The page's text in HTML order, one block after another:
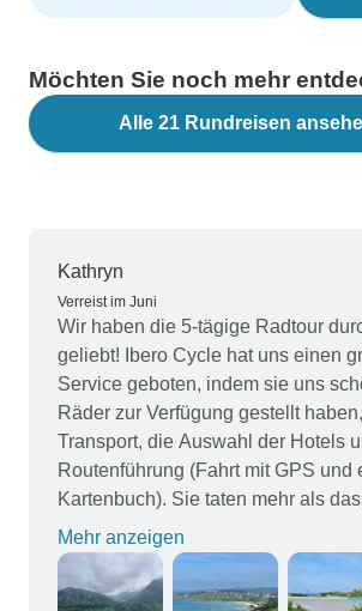
Möchten Sie noch mehr
Alle 21 Rundreisen
Kathryn
Verreist im Juni
Wir haben die 5-tägige Radtour
geliebt! Ibero Cycle hat uns einen
Service geboten, indem sie uns
Räder zur Verfügung gestellt
Transport, die Auswahl der Hotels
Routenführung (Fahrt mit GPS und
Kartenbuch). Sie taten mehr als
uns verschiedene Sitze zum
Verfügung stellten und dafür
Fahrräder passten und in gutem
Mehr anzeigen